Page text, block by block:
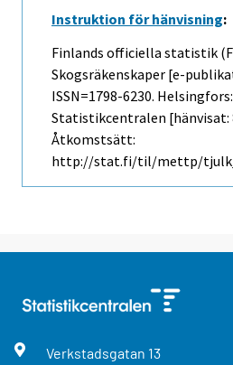
Instruktion för hänvisning:
Finlands officiella statistik
Skogsräkenskaper [e-
ISSN=1798-6230. Helsingfors:
Statistikcentralen [hänvisat:
Åtkomstsätt:
http://stat.fi/til/mettp/
Verkstadsgatan 13